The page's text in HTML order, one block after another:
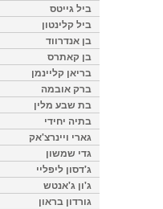
ביל גייטס
ביל קלינטון
בן אנדרווד
בן קאתרס
בריאן קליינמן
ברק אובמה
בת שבע מלין
בתיה יחידי
גארי ויינרצ'אק
גדי שמשון
ג'דסון ליפליי
ג'ון ג'אנטש
גורדון בראון